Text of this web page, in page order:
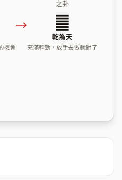
機會
→
之卦
䷀
乾為天
充滿幹勁，放手去做就對了